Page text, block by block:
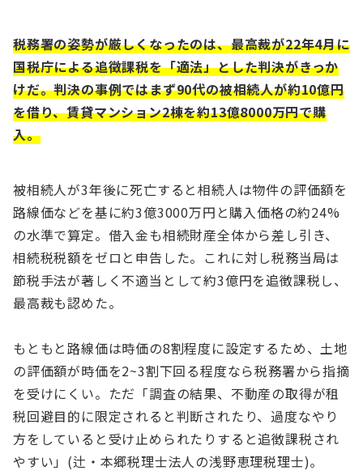
税務署の姿勢が厳しくなったのは、最高裁が22年4月に
国税庁による追徴課税を「適法」とした判決がきっか
けだ。判決の事例ではまず90代の被相続人が約10億円
を借り、賃貸マンション2棟を約13億8000万円で購
入。
被相続人が3年後に死亡すると相続人は物件の評価額を
路線価などを基に約3億3000万円と購入価格の約24%
の水準で算定。借入金も相続財産全体から差し引き、
相続税税額をゼロと申告した。これに対し税務当局は
節税手法が著しく不適当として約3億円を追徴課税し、
最高裁も認めた。
もともと路線価は時価の8割程度に設定するため、土地
の評価額が時価を2~3割下回る程度なら税務署から指摘
を受けにくい。ただ「調査の結果、不動産の取得が租
税回避目的に限定されると判断されたり、過度なやり
方をしていると受け止められたりすると追徴課税され
やすい」(辻・本郷税理士法人の浅野恵理税理士)。